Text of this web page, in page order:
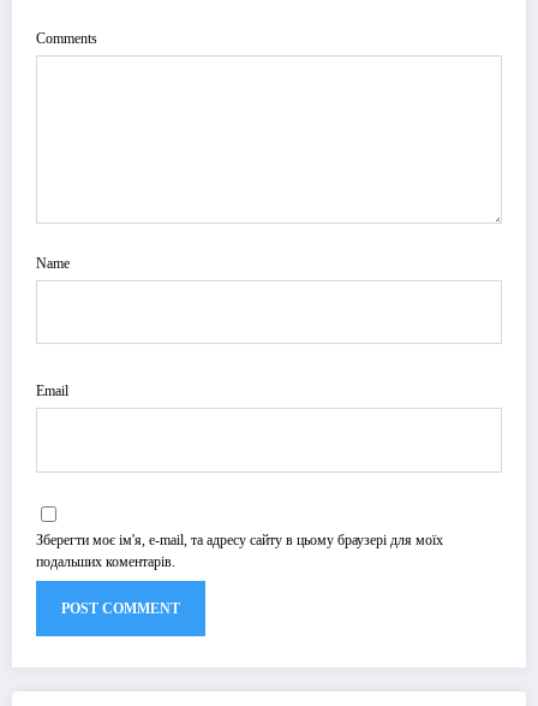
Comments
Name
Email
Зберегти моє ім'я, e-mail, та адресу сайту в цьому браузері для моїх
подальших коментарів.